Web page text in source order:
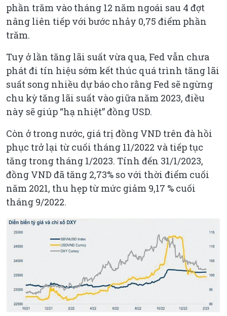
phần trăm vào tháng 12 năm ngoái sau 4 đợt
nâng liên tiếp với bước nhảy 0,75 điểm phần
trăm.
Tuy ở lần tăng lãi suất vừa qua, Fed vẫn chưa
phát đi tín hiệu sớm kết thúc quá trình tăng lãi
suất song nhiều dự báo cho rằng Fed sẽ ngừng
chu kỳ tăng lãi suất vào giữa năm 2023, điều
này sẽ giúp “hạ nhiệt” đồng USD.
Còn ở trong nước, giá trị đồng VND trên đà hồi
phục trở lại từ cuối tháng 11/2022 và tiếp tục
tăng trong tháng 1/2023. Tính đến 31/1/2023,
đồng VND đã tăng 2,73% so với thời điểm cuối
năm 2021, thu hẹp từ mức giảm 9,17 % cuối
tháng 9/2022.